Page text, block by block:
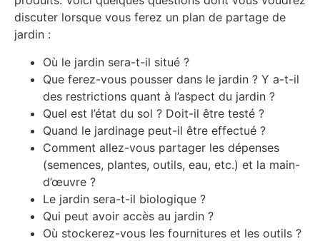
discuter lorsque vous ferez un plan de partage de
jardin :
Où le jardin sera-t-il situé ?
Que ferez-vous pousser dans le jardin ? Y a-t-il
des restrictions quant à l’aspect du jardin ?
Quel est l’état du sol ? Doit-il être testé ?
Quand le jardinage peut-il être effectué ?
Comment allez-vous partager les dépenses
(semences, plantes, outils, eau, etc.) et la main-
d’œuvre ?
Le jardin sera-t-il biologique ?
Qui peut avoir accès au jardin ?
Où stockerez-vous les fournitures et les outils ?